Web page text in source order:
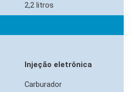
2,2 litros
Injeção eletrônica
Carburador